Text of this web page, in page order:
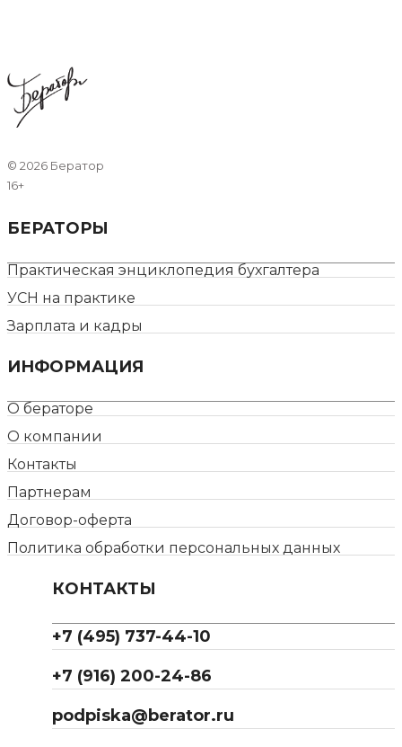
© 2026 Бератор
16+
БЕРАТОРЫ
Практическая энциклопедия бухгалтера
УСН на практике
Зарплата и кадры
ИНФОРМАЦИЯ
О бераторе
О компании
Контакты
Партнерам
Договор-оферта
Политика обработки персональных данных
КОНТАКТЫ
+7 (495) 737-44-10
+7 (916) 200-24-86
podpiska@berator.ru